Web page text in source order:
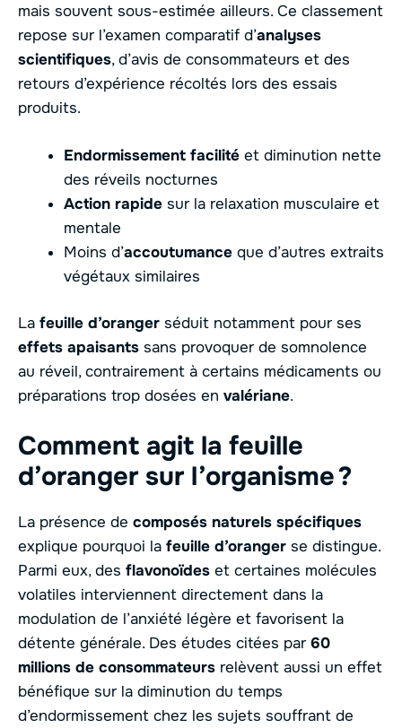
mais souvent sous-estimée ailleurs. Ce classement
repose sur l’examen comparatif d’analyses
scientifiques, d’avis de consommateurs et des
retours d’expérience récoltés lors des essais
produits.
Endormissement facilité et diminution nette
des réveils nocturnes
Action rapide sur la relaxation musculaire et
mentale
Moins d’accoutumance que d’autres extraits
végétaux similaires
La feuille d’oranger séduit notamment pour ses
effets apaisants sans provoquer de somnolence
au réveil, contrairement à certains médicaments ou
préparations trop dosées en valériane.
Comment agit la feuille
d’oranger sur l’organisme ?
La présence de composés naturels spécifiques
explique pourquoi la feuille d’oranger se distingue.
Parmi eux, des flavonoïdes et certaines molécules
volatiles interviennent directement dans la
modulation de l’anxiété légère et favorisent la
détente générale. Des études citées par 60
millions de consommateurs relèvent aussi un effet
bénéfique sur la diminution du temps
d’endormissement chez les sujets souffrant de